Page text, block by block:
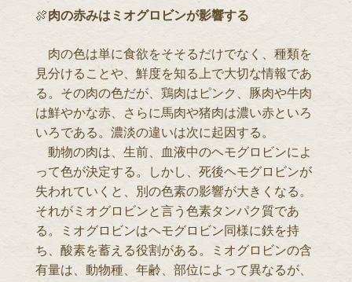
🍖肉の赤みはミオグロビンが影響する
肉の色は単に食欲をそそるだけでなく、種類を
見分けることや、鮮度を知る上で大切な情報であ
る。その肉の色だが、鶏肉はピンク、豚肉や牛肉
は鮮やかな赤、さらに馬肉や猪肉は濃い赤といろ
いろである。濃淡の違いは次に起因する。
動物の肉は、生前、血液中のヘモグロビンによ
って色が決定する。しかし、死後ヘモグロビンが
失われていくと、別の色素の影響が大きくなる。
それがミオグロビンと言う色素タンパク質であ
る。ミオグロビンはヘモグロビン同様に鉄を持
ち、酸素を蓄える役割がある。ミオグロビンの含
有量は、動物種、年齢、部位によって異なるが、